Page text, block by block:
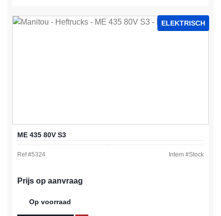
ELEKTRISCH
ME 435 80V S3
Ref #5324 Intern #Stock
Prijs op aanvraag
Op voorraad